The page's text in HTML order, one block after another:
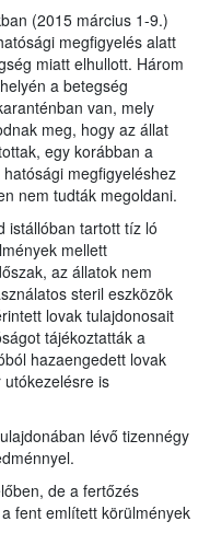
(2015 március 1-9.)
megfigyelés alatt
miatt elhullott. Három
a betegség
van, mely
meg, hogy az állat
egy korábban a
megfigyeléshez
nem tudták megoldani.
istállóban tartott tíz ló
mellett
az állatok nem
steril eszközök
lovak tulajdonosait
tájékoztatták a
hazaengedett lovak
is
lévő tizennégy
de a fertőzés
fent említett körülmények